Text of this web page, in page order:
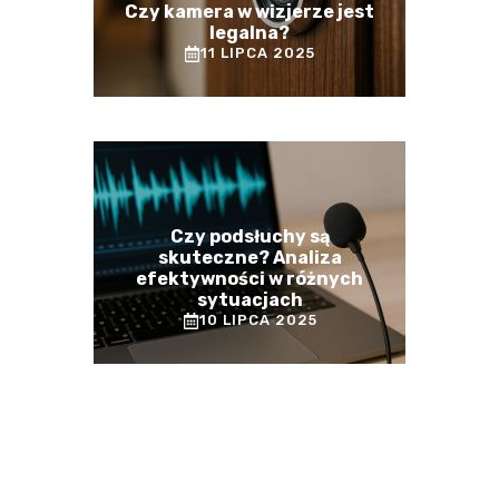
Czy kamera w wizjerze jest
legalna?
11 LIPCA 2025
Czy podsłuchy są
skuteczne? Analiza
efektywności w różnych
sytuacjach
10 LIPCA 2025